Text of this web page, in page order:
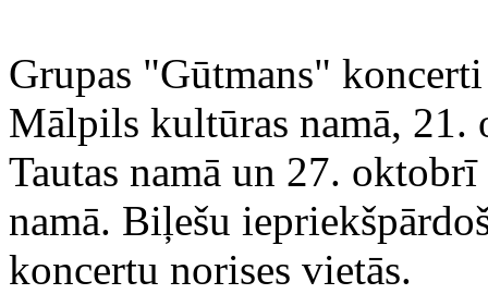
Grupas "Gūtmans"
Mālpils kultūras namā,
Tautas namā un 27.
namā. Biļešu
koncertu norises vietās.